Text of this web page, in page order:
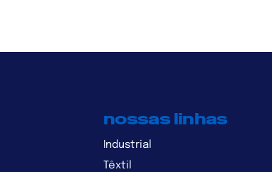
nossas linhas
Industrial
Têxtil